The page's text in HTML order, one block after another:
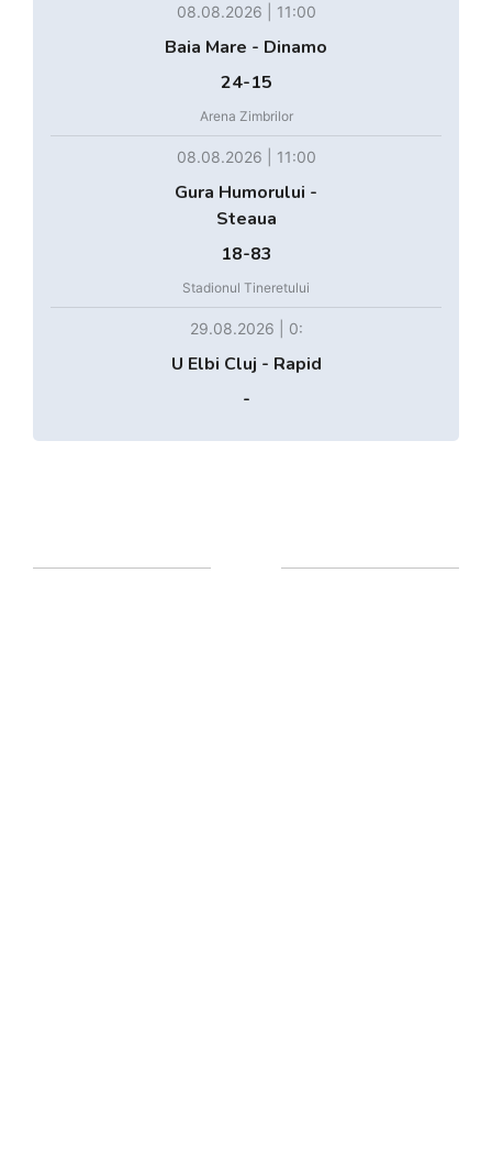
08.08.2026 | 11:00
Baia Mare - Dinamo
24-15
Arena Zimbrilor
08.08.2026 | 11:00
Gura Humorului -
Steaua
18-83
Stadionul Tineretului
29.08.2026 | 0:
U Elbi Cluj - Rapid
-